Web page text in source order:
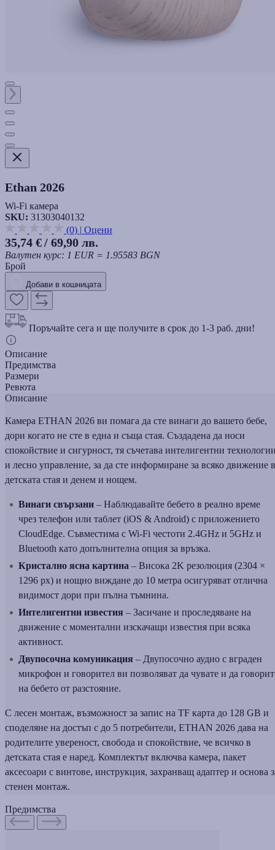
Ethan 2026
Wi-Fi камера
SKU: 31303040132
(0) | Оцени
35,74 €/ 69,90 лв.
Валутен курс: 1 EUR = 1.95583 BGN
Брой
Добави в кошницата
Поръчайте сега и ще получите в срок до 1-3 раб. дни!
Описание
Предимства
Размери
Ревюта
Описание
Камера ETHAN 2026 ви помага да сте винаги до вашето бебе,
дори когато не сте в една и съща стая. Създадена да носи
спокойствие и сигурност, тя съчетава интелигентни
и лесно управление, за да сте информиране за всяко движение в
детската стая и денем и нощем.
Винаги свързани – Наблюдавайте бебето в реално време
чрез телефон или таблет (iOS & Android) с приложението
CloudEdge. Съвместима с Wi-Fi честоти 2.4GHz и 5GHz и
Bluetooth като допълнителна опция за връзка.
Кристално ясна картина – Висока 2K резолюция (2304 ×
1296 px) и нощно виждане до 10 метра осигуряват отлична
видимост дори при пълна тъмнина.
Интелигентни известия – Засичане и проследяване на
движение с моментални изскачащи известия при всяка
активност.
Двупосочна комуникация – Двупосочно аудио с вграден
микрофон и говорител ви позволяват да чувате и да
на бебето от разстояние.
С лесен монтаж, възможност за запис на TF карта до 128 GB и
споделяне на достъп с до 5 потребители, ETHAN 2026 дава на
родителите увереност, свобода и спокойствие, че всичко в
детската стая е наред. Комплектът включва камера, пакет
аксесоари с винтове, инструкция, захранващ адаптер и основа
стенен монтаж.
Предимства